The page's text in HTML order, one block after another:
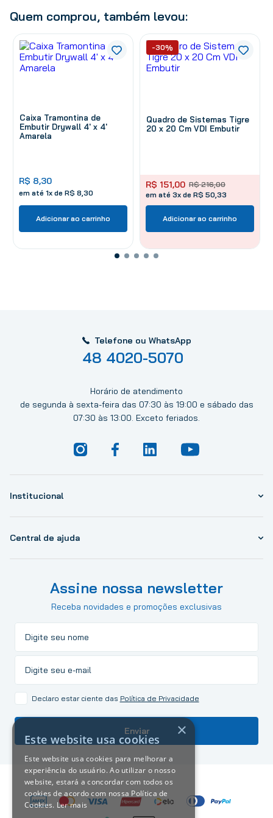
Quem comprou, também levou:
Caixa Tramontina de
Embutir Drywall 4' x 4'
Amarela
R$ 8,30
em até 1x de R$ 8 30
Adicionar ao carrinho
Quadro de Sistemas Tigre
20 x 20 Cm VDI Embutir
R$ 216,00
R$ 151,00
em até 3x de R$ 50,33
-30%
Adicionar ao carrinho
Telefone ou WhatsApp
48 4020-5070
Horário de atendimento
de segunda à sexta-feira das 07:30 às 19:00 e sábado das
07:30 às 13:00. Exceto feriados.
Institucional
Central de ajuda
Assine nossa newsletter
Receba novidades e promoções exclusivas
Declaro estar ciente das Política de Privacidade
Enviar ×
Este website usa cookies
Este website usa cookies para melhorar a
experiência do usuário. Ao utilizar o nosso
website, estará a concordar com todos os
cookies de acordo com nossa Política de
Cookies. Ler mais